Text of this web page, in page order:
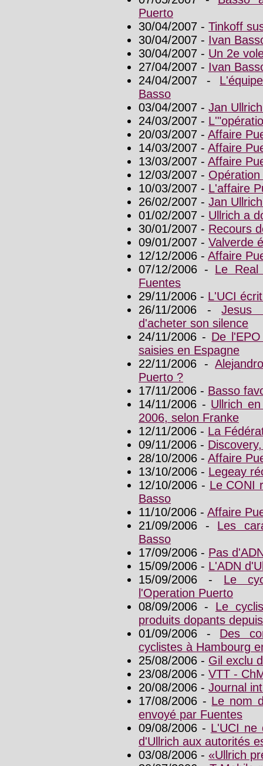
Puerto
30/04/2007 - Tinkoff
30/04/2007 - Ivan
30/04/2007 - Un 2e
27/04/2007 - Ivan
24/04/2007 -
Basso
03/04/2007 - Jan
24/03/2007 -
20/03/2007 - Affaire
14/03/2007 - Affaire
13/03/2007 - Affaire
12/03/2007 -
10/03/2007 - L'affaire
26/02/2007 - Jan
01/02/2007 - Ullrich a
30/01/2007 - Recours
09/01/2007 - Valverde
12/12/2006 - Affaire
07/12/2006 - Le
Fuentes
29/11/2006 - L'UCI
26/11/2006 -Jesus
d'acheter son silence
24/11/2006 - De
saisies en Espagne
22/11/2006 -
Puerto ?
17/11/2006 - Basso
14/11/2006 - Ullrich
2006, selon Franke
12/11/2006 - La
09/11/2006 -
28/10/2006 - Affaire
13/10/2006 - Legeay
12/10/2006 - Le CONI
Basso
11/10/2006 - Affaire
21/09/2006 - Les
Basso
17/09/2006 - Pas
15/09/2006 - L'ADN
15/09/2006 - Le
l'Operation Puerto
08/09/2006 - Le
produits dopants
01/09/2006 - Des
cyclistes à Hambourg
25/08/2006 - Gil exclu
23/08/2006 - VTT -
20/08/2006 - Journal
17/08/2006 - Le nom
envoyé par Fuentes
09/08/2006 - L'UCI ne
d'Ullrich aux autorités
03/08/2006 - «Ullrich